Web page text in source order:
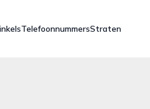
TelefoonnummersStraten